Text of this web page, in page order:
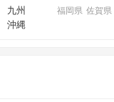
九州
沖縄
福岡県 佐賀県